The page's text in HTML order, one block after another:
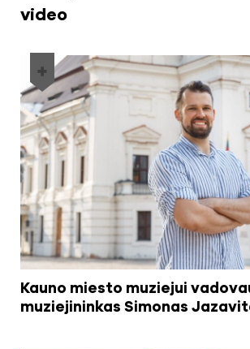
Kauno miesto muziejui
muziejininkas Simonas
video